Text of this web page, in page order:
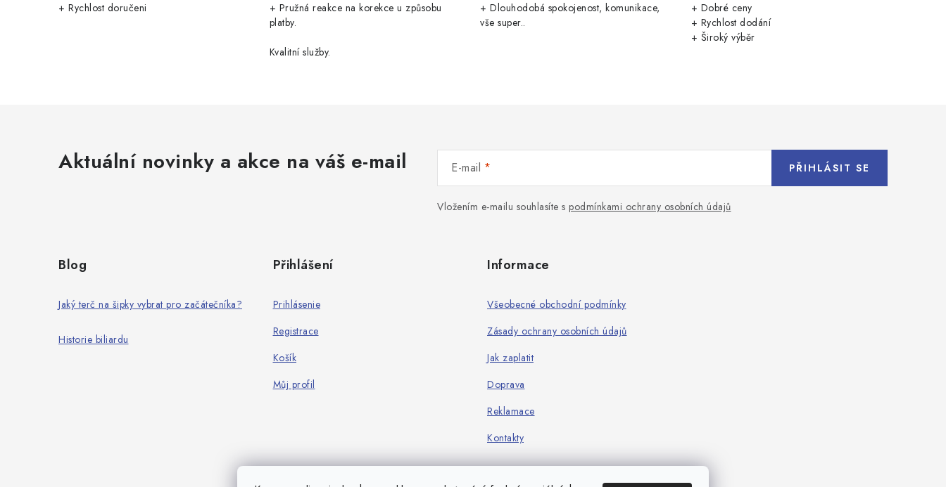
+ Rychlost doručeni
+ Pružná reakce na korekce u způsobu
platby.
Kvalitní služby.
+ Dlouhodobá spokojenost, komunikace,
vše super..
+ Dobré ceny
+ Rychlost dodání
+ Široký výběr
Aktuální novinky a akce na váš e-mail E-mail
Vložením e-mailu souhlasíte s podmínkami ochrany osobních údajů
PŘIHLÁSIT SE
Blog
Jaký terč na šipky vybrat pro začátečníka?
Historie biliardu
Přihlášení
Prihlásenie
Registrace
Košík
Můj profil
Informace
Všeobecné obchodní podmínky
Zásady ochrany osobních údajů
Jak zaplatit
Doprava
Reklamace
Kontakty